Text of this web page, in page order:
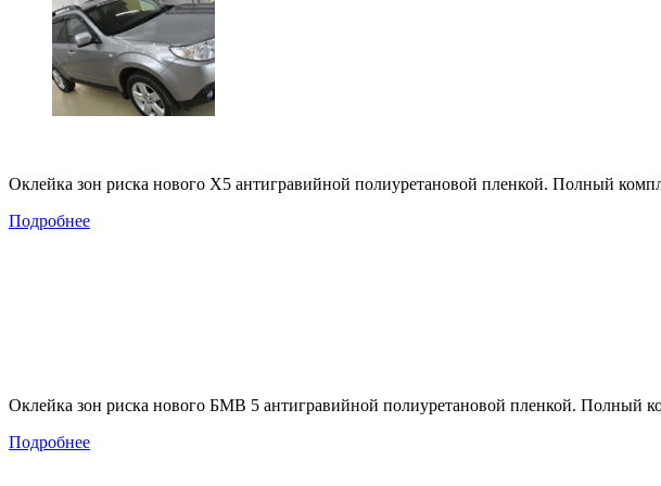
Оклейка зон риска нового Х5 антигравийной полиуретановой пленкой. Полный
Подробнее
Оклейка зон риска нового БМВ 5 антигравийной полиуретановой пленкой. Полный
Подробнее